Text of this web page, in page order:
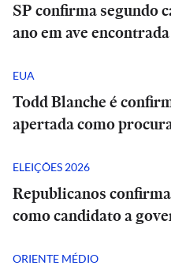
SP confirma segundo
ano em ave
EUA
Todd Blanche é
apertada como
ELEIÇÕES 2026
Republicanos
como candidato a
ORIENTE MÉDIO